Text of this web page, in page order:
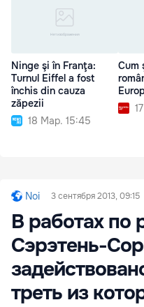
Ninge şi în Franţa:
Turnul Eiffel a fost
închis din cauza
zăpezii
18 Мар. 15:45
Cum
Noi 3 сентября 2013, 09:15
В работах по
Сэрэтень-
треть из